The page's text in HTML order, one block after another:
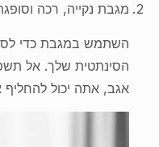
מגבת נקייה, רכה
השתמש במגבת כדי
הסינתטית שלך. אל
אגב, אתה יכול